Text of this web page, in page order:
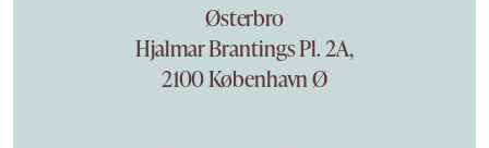
Østerbro
Hjalmar Brantings Pl. 2A,
2100 København Ø